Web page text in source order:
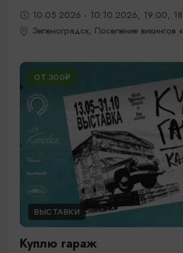
10.05.2026 - 10.10.2026, 19:00,
Зеленоградск, Поселение викингов
ОТ 300₽
ВЫСТАВКИ
Куплю гараж